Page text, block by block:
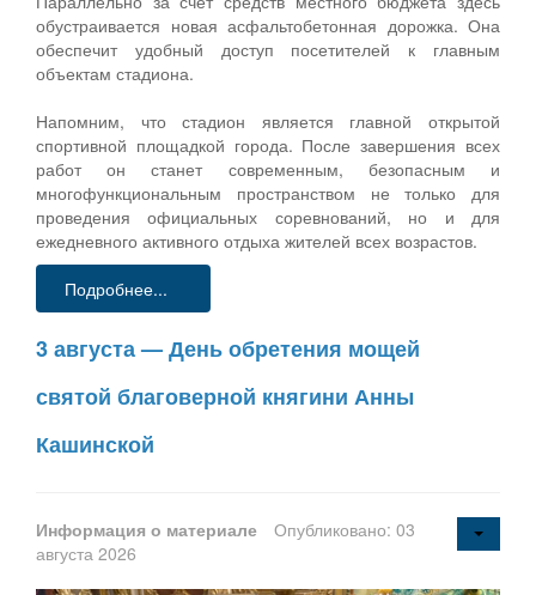
обустраивается новая асфальтобетонная дорожка. Она
обеспечит удобный доступ посетителей к главным
объектам стадиона.
Напомним, что стадион является главной открытой
спортивной площадкой города. После завершения всех
работ он станет современным, безопасным и
многофункциональным пространством не только для
проведения официальных соревнований, но и для
ежедневного активного отдыха жителей всех возрастов.
Подробнее...
3 августа — День обретения мощей
святой благоверной княгини Анны
Кашинской
Информация о материале
Опубликовано: 03
августа 2026